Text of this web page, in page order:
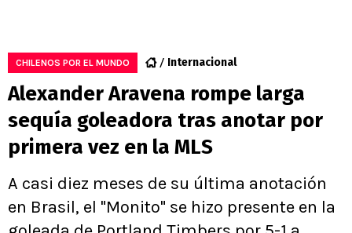
CHILENOS POR EL MUNDO Internacional
Alexander Aravena rompe larga
sequía goleadora tras anotar por
primera vez en la MLS
A casi diez meses de su última anotación
en Brasil, el "Monito" se hizo presente en la